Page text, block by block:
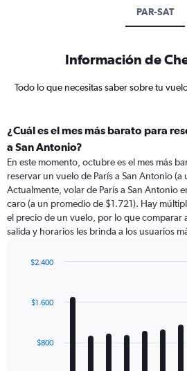
PAR-SAT
Información de
Todo lo que necesitas saber sobre tu
¿Cuál es el mes más barato para
a San Antonio?
En este momento, octubre es el mes más
reservar un vuelo de París a San Antonio
Actualmente, volar de París a San Antonio
caro (a un promedio de $1.721). Hay
el precio de un vuelo, por lo que comparar
salida y horarios les brinda a los usuarios
with
12
The$800
$1.600
$2.400